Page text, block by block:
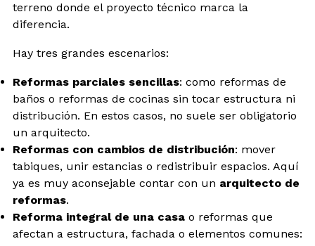
terreno donde el proyecto técnico marca la
diferencia.
Hay tres grandes escenarios:
Reformas parciales sencillas: como reformas de
baños o reformas de cocinas sin tocar estructura ni
distribución. En estos casos, no suele ser obligatorio
un arquitecto.
Reformas con cambios de distribución: mover
tabiques, unir estancias o redistribuir espacios. Aquí
ya es muy aconsejable contar con un arquitecto de
reformas.
Reforma integral de una casa o reformas que
afectan a estructura, fachada o elementos comunes: